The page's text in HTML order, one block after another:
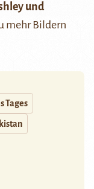
und
mehr Bildern
Tages